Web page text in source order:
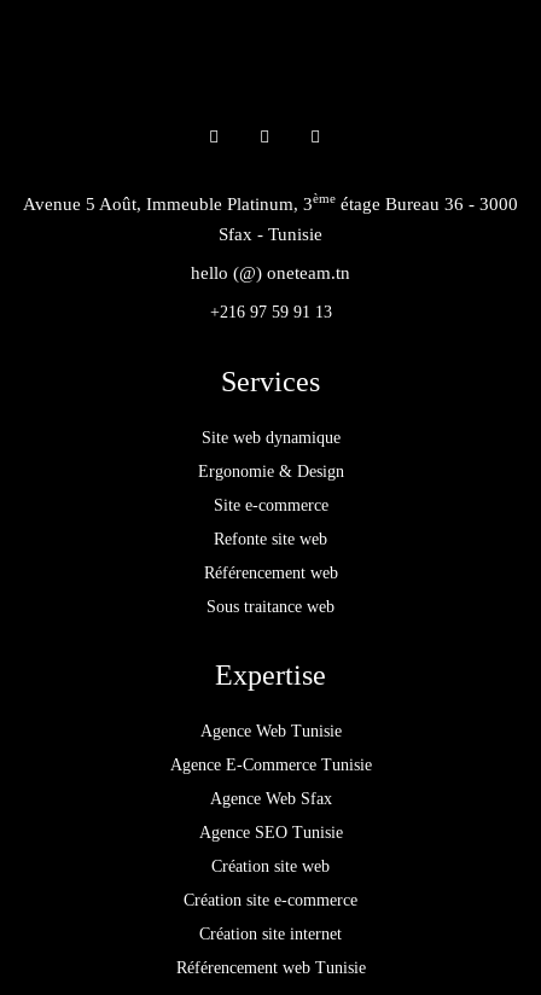
Avenue 5 Août, Immeuble Platinum, 3ème étage Bureau 36 - 3000
Sfax - Tunisie
hello (@) oneteam.tn
+216 97 59 91 13
Services
Site web dynamique
Ergonomie & Design
Site e-commerce
Refonte site web
Référencement web
Sous traitance web
Expertise
Agence Web Tunisie
Agence E-Commerce Tunisie
Agence Web Sfax
Agence SEO Tunisie
Création site web
Création site e-commerce
Création site internet
Référencement web Tunisie